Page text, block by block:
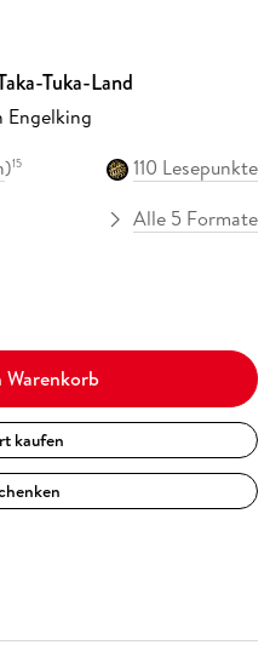
Tuka-Land
)15
110 Lesepunkte
Alle 5 Formate
Warenkorb
kaufen